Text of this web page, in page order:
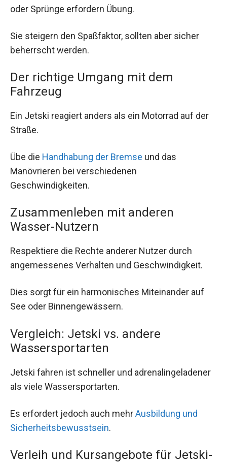
oder Sprünge erfordern Übung.
Sie steigern den Spaßfaktor, sollten aber sicher
beherrscht werden.
Der richtige Umgang mit dem
Fahrzeug
Ein Jetski reagiert anders als ein Motorrad auf der
Straße.
Übe die Handhabung der Bremse und das
Manövrieren bei verschiedenen
Geschwindigkeiten.
Zusammenleben mit anderen
Wasser-Nutzern
Respektiere die Rechte anderer Nutzer durch
angemessenes Verhalten und Geschwindigkeit.
Dies sorgt für ein harmonisches Miteinander auf
See oder Binnengewässern.
Vergleich: Jetski vs. andere
Wassersportarten
Jetski fahren ist schneller und adrenalingeladener
als viele Wassersportarten.
Es erfordert jedoch auch mehrAusbildung und
Sicherheitsbewusstsein.
Verleih und Kursangebote für Jetski-